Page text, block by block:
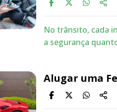
No trânsito, cada
a segurança
Alugar uma